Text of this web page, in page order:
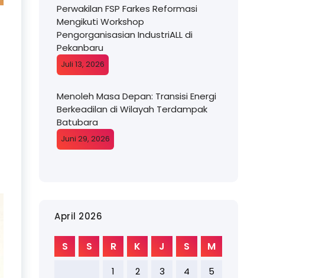
Perwakilan FSP Farkes Reformasi
Mengikuti Workshop
Pengorganisasian IndustriALL di
Pekanbaru
Juli 13, 2026
Menoleh Masa Depan: Transisi Energi
Berkeadilan di Wilayah Terdampak
Batubara
Juni 29, 2026
April 2026
S S R K J S M
1 2 3 4
5